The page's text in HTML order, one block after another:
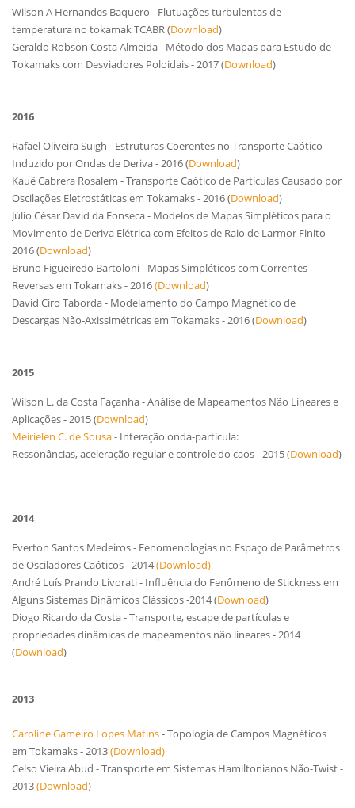
Wilson A Hernandes Baquero - Flutuações turbulentas de
temperatura no tokamak TCABR (Download)
Geraldo Robson Costa Almeida - Método dos Mapas para Estudo de
Tokamaks com Desviadores Poloidais - 2017 (Download)
2016
Rafael Oliveira Suigh - Estruturas Coerentes no Transporte Caótico
Induzido por Ondas de Deriva - 2016 (Download)
Kauê Cabrera Rosalem - Transporte Caótico de Partículas Causado por
Oscilações Eletrostáticas em Tokamaks - 2016 (Download)
Júlio César David da Fonseca - Modelos de Mapas Simpléticos para o
Movimento de Deriva Elétrica com Efeitos de Raio de Larmor Finito -
2016 (Download)
Bruno Figueiredo Bartoloni - Mapas Simpléticos com Correntes
Reversas em Tokamaks - 2016(Download)
David Ciro Taborda - Modelamento do Campo Magnético de
Descargas Não-Axissimétricas em Tokamaks - 2016 (Download)
2015
Wilson L. da Costa Façanha - Análise de Mapeamentos Não Lineares e
Aplicações - 2015 (Download)
Meirielen C. de Sousa- Interação onda-partícula:
Ressonâncias, aceleração regular e controle do caos - 2015 (Download)
2014
Everton Santos Medeiros- Fenomenologias no Espaço de Parâmetros
de Osciladores Caóticos - 2014(Download)
André Luís Prando Livorati - Influência do Fenômeno de Stickness em
Alguns Sistemas Dinâmicos Clássicos -2014 (Download)
Diogo Ricardo da Costa - Transporte, escape de partículas e
propriedades dinâmicas de mapeamentos não lineares - 2014
(Download)
2013
Caroline Gameiro Lopes Matins- Topologia de Campos Magnéticos
em Tokamaks - 2013(Download)
Celso Vieira Abud - Transporte em Sistemas Hamiltonianos Não-Twist -
2013(Download)